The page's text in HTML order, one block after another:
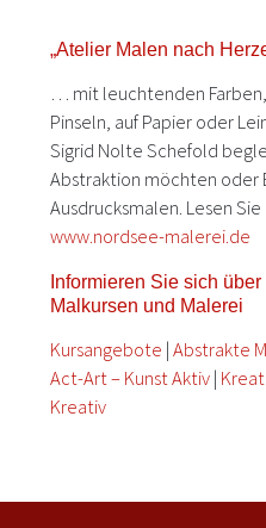
„Atelier Malen nach
… mit leuchtenden
Pinseln, auf Papier oder
Sigrid Nolte Schefold
Abstraktion möchten oder
Ausdrucksmalen. Lesen
www.nordsee-malerei.de
Informieren Sie sich
Malkursen und Malerei
Kursangebote |Abstrakte
Act-Art – Kunst Aktiv |
Kreativ